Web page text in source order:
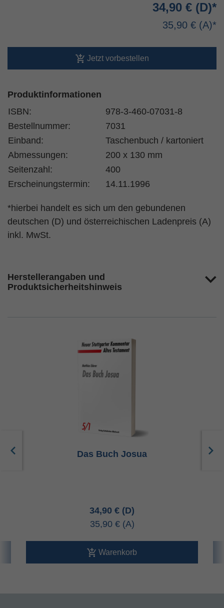
34,90 €
35,90 €
Jetzt vorbestellen
Produktinformationen
ISBN:
978-3-460-07031-8
Bestellnummer:
7031
Einband:
Taschenbuch / kartoniert
Abmessungen:
200 x 130 mm
Seitenzahl:
400
Erscheinungstermin:
14.11.1996
*hierbei handelt es sich um den gebundenen
deutschen (D) und österreichischen Ladenpreis (A)
inkl. MwSt.
Herstellerangaben und
Produktsicherheitshinweis
Das Buch Josua
34,90 €
35,90 €
Warenkorb